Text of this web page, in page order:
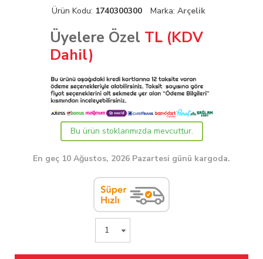
Ürün Kodu: 1740300300 Marka: Arçelik
Üyelere Özel TL (KDV
Dahil)
Bu ürün stoklarımızda mevcuttur.
En geç 10 Ağustos, 2026 Pazartesi günü kargoda.